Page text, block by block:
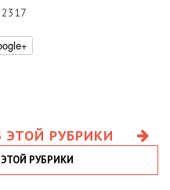
2317
РУБРИКИ
РУБРИКИ